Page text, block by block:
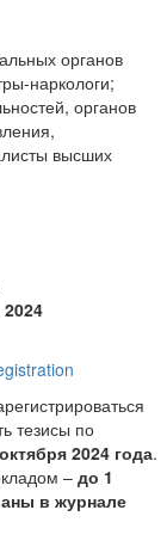
органов
наркологи;
органов
высших
тезисы по
2024 года.
– до 1
в журнале